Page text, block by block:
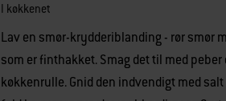
I køkkenet
Lav en smør-krydderiblanding - rør smør
som er finthakket. Smag det til med
køkkenrulle. Gnid den indvendigt med